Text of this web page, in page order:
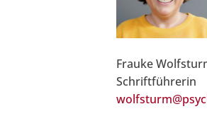
Frauke
Schriftführerin